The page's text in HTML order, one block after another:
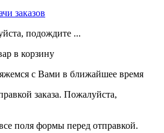
заказов
подождите ...
в корзину
с Вами в ближайшее время
заказа. Пожалуйста,
поля формы перед отправкой.